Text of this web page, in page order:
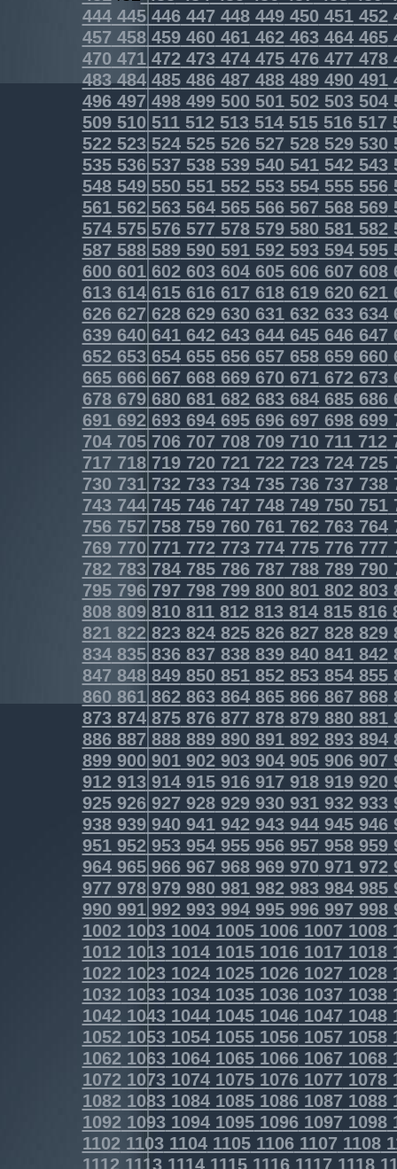
444445446447448449450451452
457 458459460461462463464465
470 471472473474475476477478
483484485486487488489490491
496497498499500501502503504
509510511512513514515516517
522523524525526527528529530
535536537538539540541542543
548549550551552553554555556
561562563564565566567568569
574575576577578579580581582
587588589590591592593594595
600601602603604605606607608
613614615616617618619620621
626627628629630631632633634
639640641642643644645646647
652653654655656657658659660
665666667668669670671672673
678679680681682683684685686
691692693694695696697698699
704705706707708709710711712
717 718719720721722723724725
730 731732733734735736737738
743744745746747748749750751
756757758759760761762763764
769770771772773774775776777
782783784785786787788789790
795796797798799800801802803
808809810811812813814815816
821822823824825826827828829
834835836837838839840841842
847 848849850851852853854855
860 861862863864865866867868
873874875876877878879880881
886887888889890891892893894
899900901902903904905906907
912913914915916917918919920
925926927928929930931932933
938939940941942943944945946
951952953954955956957958959
964965966967968969970971972
977978979980981982983984985
990991992993994995996997998
1002100310041005100610071008
1012101310141015101610171018
1022102310241025102610271028
1032103310341035103610371038
1042104310441045104610471048
1052105310541055105610571058
1062106310641065106610671068
1072107310741075107610771078
1082108310841085108610871088
1092109310941095109610971098
1102110311041105110611071108
1112111311141115111611171118